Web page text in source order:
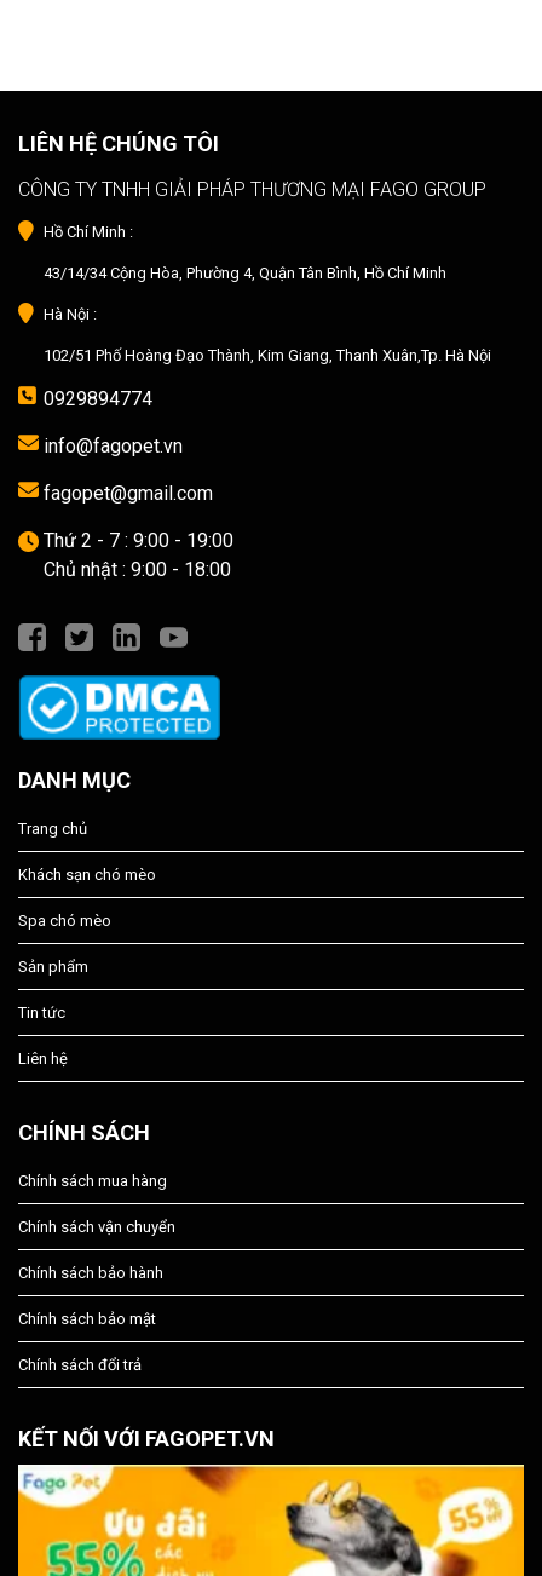
LIÊN HỆ CHÚNG TÔI
CÔNG TY TNHH GIẢI PHÁP THƯƠNG MẠI FAGO GROUP
Hồ Chí Minh :
43/14/34 Cộng Hòa, Phường 4, Quận Tân Bình, Hồ Chí Minh
Hà Nội :
102/51 Phố Hoàng Đạo Thành, Kim Giang, Thanh Xuân,Tp. Hà Nội
0929894774
info@fagopet.vn
fagopet@gmail.com
Thứ 2 - 7 : 9:00 - 19:00
Chủ nhật : 9:00 - 18:00
DANH MỤC
Trang chủ
Khách sạn chó mèo
Spa chó mèo
Sản phẩm
Tin tức
Liên hệ
CHÍNH SÁCH
Chính sách mua hàng
Chính sách vận chuyển
Chính sách bảo hành
Chính sách bảo mật
Chính sách đổi trả
KẾT NỐI VỚI FAGOPET.VN